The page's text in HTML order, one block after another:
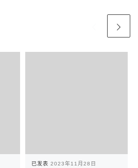
已发表 2023年11月28日